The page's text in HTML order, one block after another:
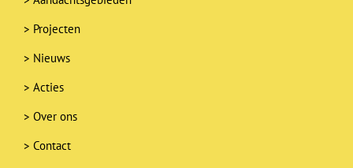
> Projecten
> Nieuws
> Acties
> Over ons
> Contact